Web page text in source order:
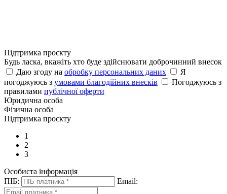
Підтримка проєкту
Будь ласка, вкажіть хто буде здійснювати доброчинний внесок
Даю згоду на обробку персональних даних
Я
погоджуюсь з умовами благодійних внесків
Погоджуюсь з
правилами публічної оферти
Юридична особа
Фізична особа
Підтримка проєкту
1
2
3
Особиста інформація
ПІБ:
Email: